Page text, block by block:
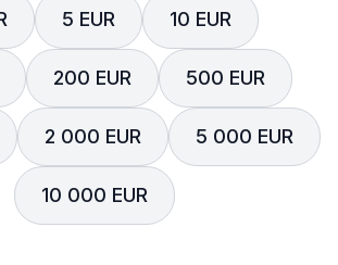
5 EUR 10 EUR
200 EUR 500 EUR
2 000 EUR 5 000 EUR
10 000 EUR